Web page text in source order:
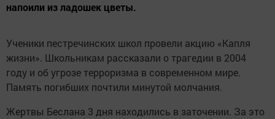
напоили из ладошек цветы.
Ученики пестречинских школ провели акцию «Капля
жизни». Школьникам рассказали о трагедии в 2004
году и об угрозе терроризма в современном мире.
Память погибших почтили минутой молчания.
Жертвы Беслана 3 дня находились в заточении. За это